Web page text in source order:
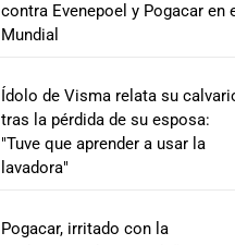
contra Evenepoel y Pogacar en
Mundial
Ídolo de Visma relata su
tras la pérdida de su esposa:
"Tuve que aprender a usar la
lavadora"
Pogacar, irritado con la